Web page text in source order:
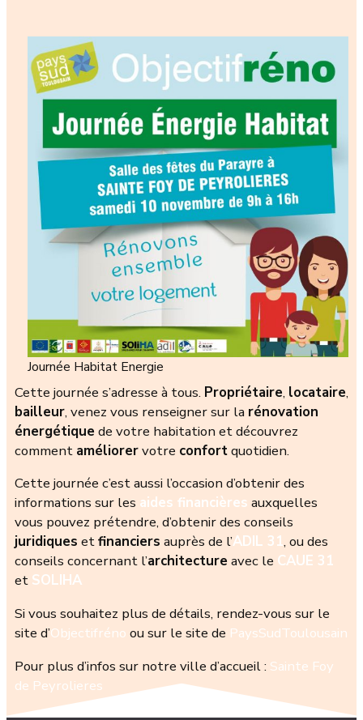
Journée Habitat Energie
Cette journée s’adresse à tous. Propriétaire, locataire,
bailleur, venez vous renseigner sur la rénovation
énergétiquede votre habitation et découvrez
comment améliorervotre confortquotidien.
Cette journée c’est aussi l’occasion d’obtenir des
informations sur les aides financières auxquelles
vous pouvez prétendre, d’obtenir des conseils
juridiques etfinanciers auprès de l’ADIL 31, ou des
conseils concernant l’architectureavec le CAUE 31
et SOLIHA
Si vous souhaitez plus de détails, rendez-vous sur le
site d’Objectifréno ou sur le site de PaysSudToulousain
Pour plus d’infos sur notre ville d’accueil : Sainte Foy
de Peyrolieres